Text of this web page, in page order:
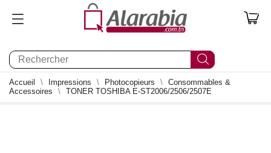
0
Accueil Impressions Photocopieurs
Consommables &
Accessoires
TONER TOSHIBA E-ST2006/2506/2507E